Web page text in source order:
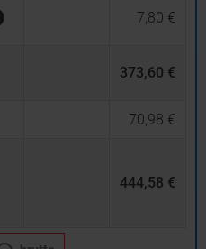
7,80 €
373,60 €
70,98 €
444,58 €